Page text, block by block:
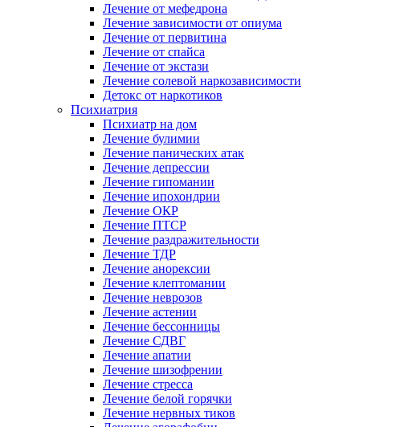
Лечение от мефедрона
Лечение зависимости от опиума
Лечение от первитина
Лечение от спайса
Лечение от экстази
Лечение солевой наркозависимости
Детокс от наркотиков
Психиатрия
Психиатр на дом
Лечение булимии
Лечение панических атак
Лечение депрессии
Лечение гипомании
Лечение ипохондрии
Лечение ОКР
Лечение ПТСР
Лечение раздражительности
Лечение ТДР
Лечение анорексии
Лечение клептомании
Лечение неврозов
Лечение астении
Лечение бессонницы
Лечение СДВГ
Лечение апатии
Лечение шизофрении
Лечение стресса
Лечение белой горячки
Лечение нервных тиков